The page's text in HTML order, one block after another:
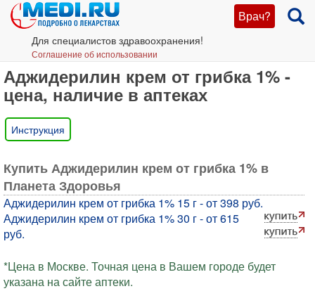
Врач?
Для специалистов здравоохранения!
Соглашение об использовании
Аджидерилин крем от грибка 1% -
цена, наличие в аптеках
Инструкция
Купить Аджидерилин крем от грибка 1% в
Планета Здоровья
Аджидерилин крем от грибка 1% 15 г - от 398 руб.
Аджидерилин крем от грибка 1% 30 г - от 615
руб.
*Цена в Москве. Точная цена в Вашем городе будет
указана на сайте аптеки.